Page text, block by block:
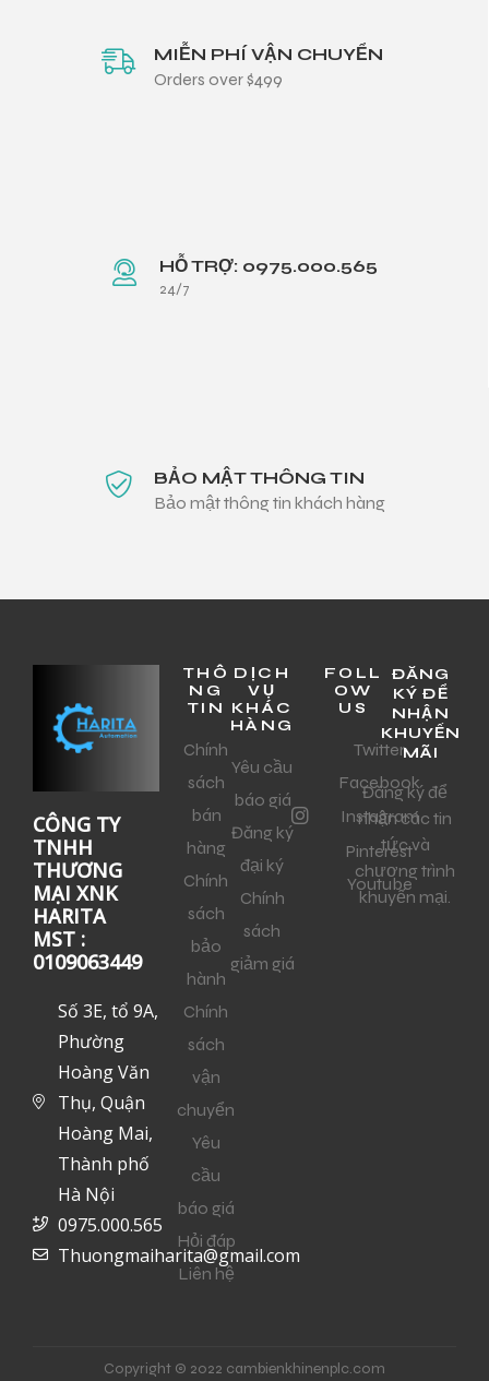
MIỄN PHÍ VẬN CHUYỂN
Orders over $499
HỖ TRỢ: 0975.000.565
24/7
BẢO MẬT THÔNG TIN
Bảo mật thông tin khách hàng
CÔNG TY
TNHH
THƯƠNG
MẠI XNK
HARITA
MST :
0109063449
Số 3E, tổ 9A,
Phường
Hoàng Văn
Thụ, Quận
Hoàng Mai,
Thành phố
Hà Nội
0975.000.565
Thuongmaiharita@gmail.com
THÔ
NG
TIN
Chính
sách
bán
hàng
Chính
sách
bảo
hành
Chính
sách
vận
chuyển
Yêu
cầu
báo giá
Hỏi đáp
Liên hệ
DỊCH
VỤ
KHÁC
HÀNG
Yêu cầu
báo giá
Đăng ký
đại ký
Chính
sách
giảm giá
FOLL
OW
US
Twitter
Facebook
Instagram
Pinterest
Youtube
ĐĂNG
KÝ ĐỂ
NHẬN
KHUYẾN
MÃI
Đăng ký để
nhận các tin
tức và
chương trình
khuyến mại.
Copyright © 2022 cambienkhinenplc.com